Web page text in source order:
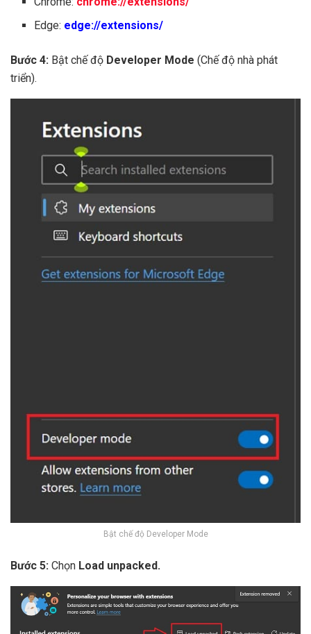
Edge: edge://extensions/
Bước 4: Bật chế độ Developer Mode (Chế độ nhà phát
triển).
Bật chế độ Developer Mode
Bước 5: Chọn Load unpacked.